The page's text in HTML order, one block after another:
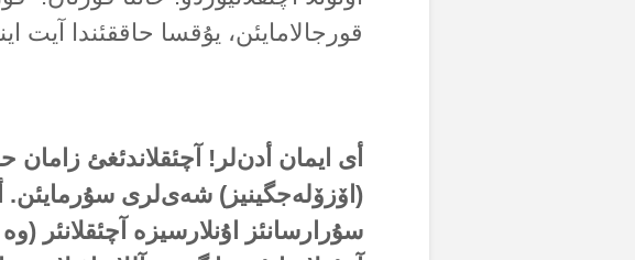
قورجالامایئن، یۇقسا حاققئندا آیت
أی ایمان أدن‌لر! آچئقلاندئغئ
(اۆزۆلەجگینیز) شەی‌لری سۇرمایئن.
سۇرارسانئز اۇنلارسیزە آچئقلانئر